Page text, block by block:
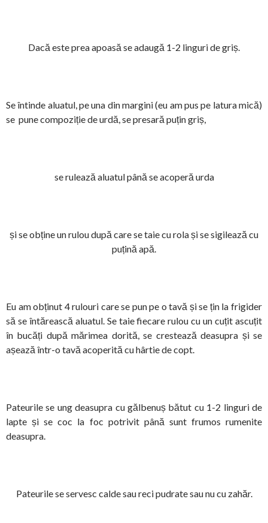
Dacă este prea apoasă se adaugă 1-2 linguri de griș.
Se întinde aluatul, pe una din margini (eu am pus pe latura mică)
se pune compoziție de urdă, se presară puțin griș,
se rulează aluatul până se acoperă urda
și se obține un rulou după care se taie cu rola și se sigilează cu
puțină apă.
Eu am obținut 4 rulouri care se pun pe o tavă și se țin la frigider
să se întărească aluatul. Se taie fiecare rulou cu un cuțit ascuțit
în bucăți după mărimea dorită, se crestează deasupra și se
așează într-o tavă acoperită cu hârtie de copt.
Pateurile se ung deasupra cu gălbenuș bătut cu 1-2 linguri de
lapte și se coc la foc potrivit până sunt frumos rumenite
deasupra.
Pateurile se servesc calde sau reci pudrate sau nu cu zahăr.